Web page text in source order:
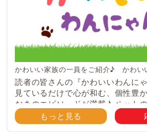
かわいい家族の一員をご紹介♪ かわい
読者の皆さんの『かわいいわんに
見ているだけで心が和む、個性豊
おきのエピソードが満載♪ ペット
大募集！ みなさんのご自慢のペッ
大募集！ 携帯電話・スマホ等で
もっと見る